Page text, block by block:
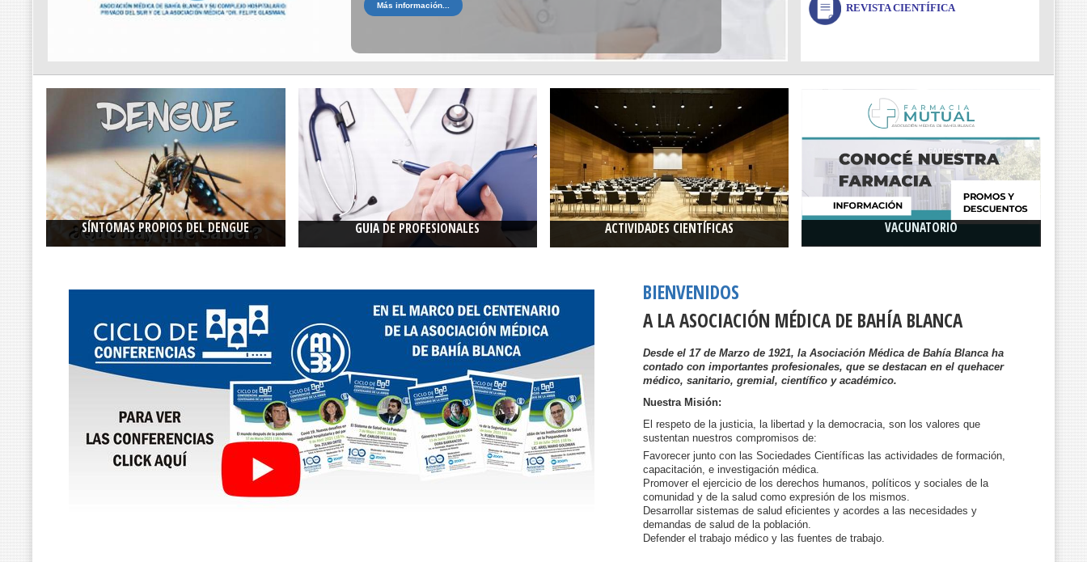
Más información... REVISTA CIENTÍFICA
SÍNTOMAS PROPIOS DEL DENGUE GUIA DE PROFESIONALES ACTIVIDADES CIENTÍFICAS VACUNATORIO
BIENVENIDOS
A LA ASOCIACIÓN MÉDICA DE BAHÍA BLANCA
Desde el 17 de Marzo de 1921, la Asociación Médica de Bahía Blanca ha
contado con importantes profesionales, que se destacan en el quehacer
médico, sanitario, gremial, científico y académico.
Nuestra Misión:
El respeto de la justicia, la libertad y la democracia, son los valores que
sustentan nuestros compromisos de:
Favorecer junto con las Sociedades Científicas las actividades de formación,
capacitación, e investigación médica.
Promover el ejercicio de los derechos humanos, políticos y sociales de la
comunidad y de la salud como expresión de los mismos.
Desarrollar sistemas de salud eficientes y acordes a las necesidades y
demandas de salud de la población.
Defender el trabajo médico y las fuentes de trabajo.